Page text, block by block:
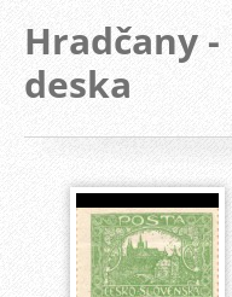
Hradčany -
deska